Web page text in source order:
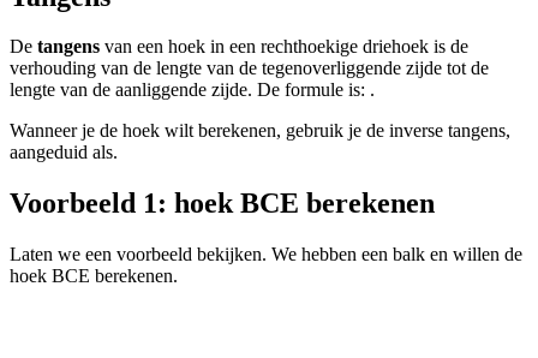
De tangens van een hoek in een rechthoekige driehoek is de
verhouding van de lengte van de tegenoverliggende zijde tot de
lengte van de aanliggende zijde. De formule is: .
Wanneer je de hoek wilt berekenen, gebruik je de inverse tangens,
aangeduid als.
Voorbeeld 1: hoek BCE berekenen
Laten we een voorbeeld bekijken. We hebben een balk en willen de
hoek BCE berekenen.